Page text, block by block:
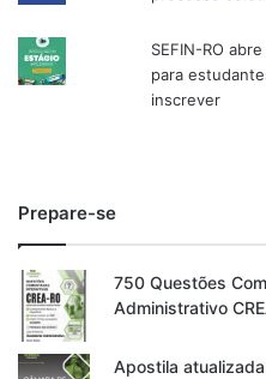
SEFIN-RO
para
inscrever
Prepare-se
750 Questões
Administrativo
Apostila